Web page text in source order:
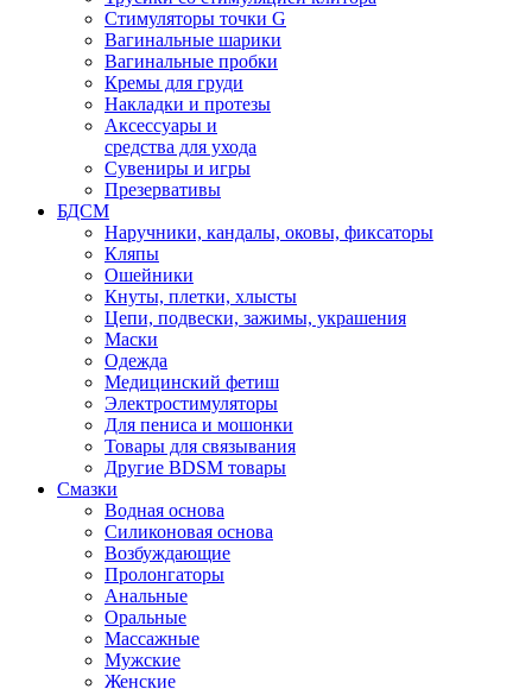
Стимуляторы точки G
Вагинальные шарики
Вагинальные пробки
Кремы для груди
Накладки и протезы
Аксессуары и
средства для ухода
Сувениры и игры
Презервативы
БДСМ
Наручники, кандалы, оковы, фиксаторы
Кляпы
Ошейники
Кнуты, плетки, хлысты
Цепи, подвески, зажимы, украшения
Маски
Одежда
Медицинский фетиш
Электростимуляторы
Для пениса и мошонки
Товары для связывания
Другие BDSM товары
Смазки
Водная основа
Силиконовая основа
Возбуждающие
Пролонгаторы
Анальные
Оральные
Массажные
Мужские
Женские